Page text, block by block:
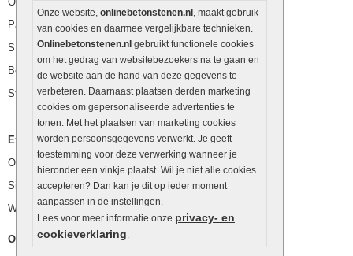
Onze website, onlinebetonstenen.nl , maakt gebruik
van cookies en daarmee vergelijkbare technieken.
Onlinebetonstenen.nl gebruikt functionele cookies
om het gedrag van websitebezoekers na te gaan en
de website aan de hand van deze gegevens te
verbeteren. Daarnaast plaatsen derden marketing
cookies om gepersonaliseerde advertenties te
tonen. Met het plaatsen van marketing cookies
worden persoonsgegevens verwerkt. Je geeft
toestemming voor deze verwerking wanneer je
hieronder een vinkje plaatst. Wil je niet alle cookies
accepteren? Dan kan je dit op ieder moment
aanpassen in de instellingen.
Lees voor meer informatie onze privacy- en
cookieverklaring.
Palissaden
Stapelblokken
Betonblokken
Stapelstenen
Extra benodigdheden
Ophoogzand
Siergrind en siersplit
Waterafvoer
Overig